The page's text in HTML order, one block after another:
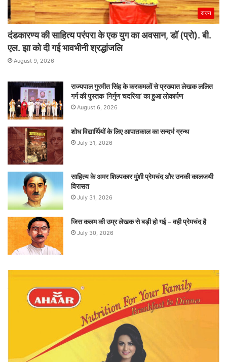
राज्य
दंडकारण्य की साहित्य परंपरा के एक युग का अवसान, डॉ (प्रो). बी.
एल. झा को दी गई भावभीनी श्रद्धांजलि
August 9, 2026
राज्यपाल गुरमीत सिंह के करकमलों से प्रख्यात लेखक ललित
गर्ग की पुस्तक ‘निर्गुण चदरिया’ का हुआ लोकार्पण
August 6, 2026
शोध विद्यार्थियों के लिए आपातकाल का सन्दर्भ ग्रन्थ
July 31, 2026
साहित्य के अमर शिल्पकार मुंशी प्रेमचंद और उनकी कालजयी
विरासत
July 31, 2026
जिस कलम की उम्र लेखक से बड़ी हो गई – वही प्रेमचंद है
July 30, 2026